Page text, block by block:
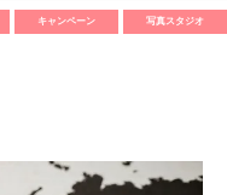
キャンペーン 写真スタジオ